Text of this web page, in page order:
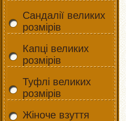
Сандалії великих
розмірів
Капці великих
розмірів
Туфлі великих
розмірів
Жіноче взуття